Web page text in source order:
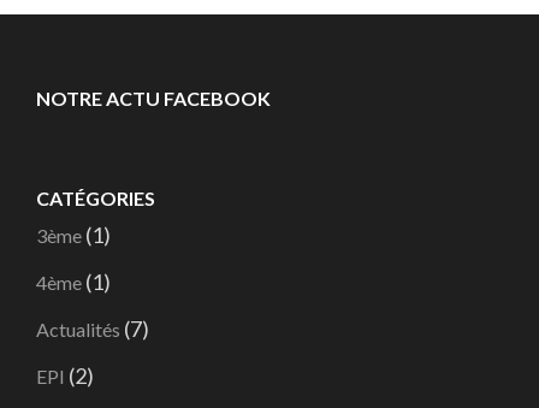
NOTRE ACTU FACEBOOK
CATÉGORIES
3ème (1)
4ème (1)
Actualités (7)
EPI (2)